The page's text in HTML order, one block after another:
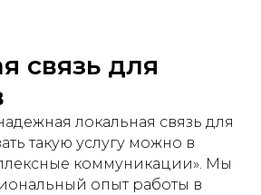
связь для
локальная связь для
такую услугу можно в
коммуникации». Мы
опыт работы в